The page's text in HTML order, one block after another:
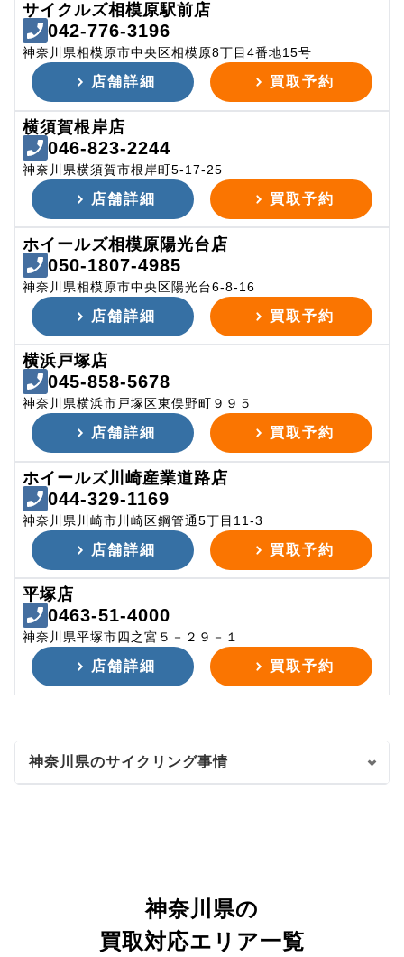
サイクルズ相模原駅前店
042-776-3196
神奈川県相模原市中央区相模原8丁目4番地15号
店舗詳細 買取予約
横須賀根岸店
046-823-2244
神奈川県横須賀市根岸町5-17-25
店舗詳細 買取予約
ホイールズ相模原陽光台店
050-1807-4985
神奈川県相模原市中央区陽光台6-8-16
店舗詳細 買取予約
横浜戸塚店
045-858-5678
神奈川県横浜市戸塚区東俣野町９９５
店舗詳細 買取予約
ホイールズ川崎産業道路店
044-329-1169
神奈川県川崎市川崎区鋼管通5丁目11-3
店舗詳細 買取予約
平塚店
0463-51-4000
神奈川県平塚市四之宮５－２９－１
店舗詳細 買取予約
神奈川県のサイクリング事情
神奈川県の
買取対応エリア一覧